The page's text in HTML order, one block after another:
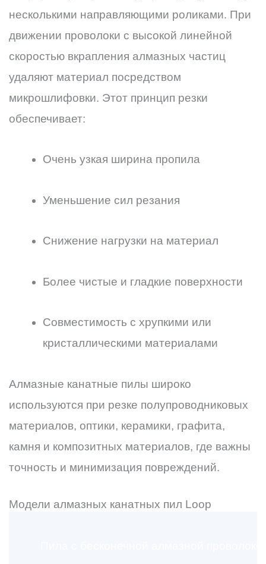
несколькими направляющими роликами. При
движении проволоки с высокой линейной
скоростью вкрапления алмазных частиц
удаляют материал посредством
микрошлифовки. Этот принцип резки
обеспечивает:
Очень узкая ширина пропила
Уменьшение сил резания
Снижение нагрузки на материал
Более чистые и гладкие поверхности
Совместимость с хрупкими или
кристаллическими материалами
Алмазные канатные пилы широко
используются при резке полупроводниковых
материалов, оптики, керамики, графита,
камня и композитных материалов, где важны
точность и минимизация повреждений.
Модели алмазных канатных пил Loop